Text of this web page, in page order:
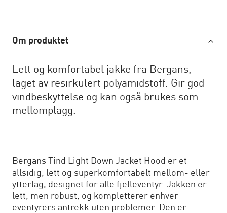
Om produktet
Lett og komfortabel jakke fra Bergans,
laget av resirkulert polyamidstoff. Gir god
vindbeskyttelse og kan også brukes som
mellomplagg.
Bergans Tind Light Down Jacket Hood er et
allsidig, lett og superkomfortabelt mellom- eller
ytterlag, designet for alle fjelleventyr. Jakken er
lett, men robust, og kompletterer enhver
eventyrers antrekk uten problemer. Den er